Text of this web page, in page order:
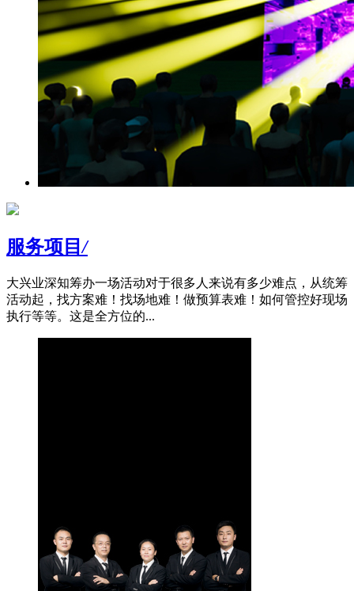
服务项目/
大兴业深知筹办一场活动对于很多人来说有多少难点，从统筹
活动起，找方案难！找场地难！做预算表难！如何管控好现场
执行等等。这是全方位的...